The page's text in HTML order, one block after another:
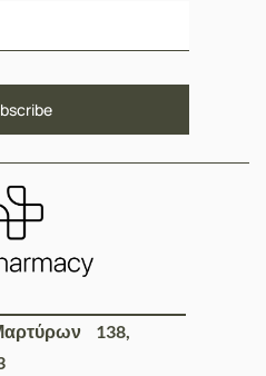
138,